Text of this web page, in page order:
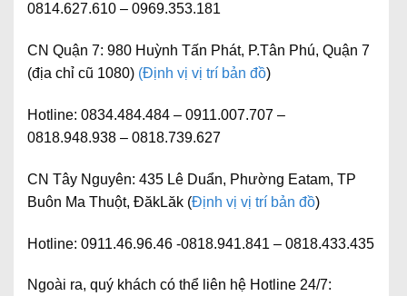
0814.627.610 – 0969.353.181
CN Quận 7: 980 Huỳnh Tấn Phát, P.Tân Phú, Quận 7
(địa chỉ cũ 1080) (Định vị vị trí bản đồ)
Hotline: 0834.484.484 – 0911.007.707 –
0818.948.938 – 0818.739.627
CN Tây Nguyên: 435 Lê Duẩn, Phường Eatam, TP
Buôn Ma Thuột, ĐăkLăk (Định vị vị trí bản đồ)
Hotline: 0911.46.96.46 -0818.941.841 – 0818.433.435
Ngoài ra, quý khách có thể liên hệ Hotline 24/7: